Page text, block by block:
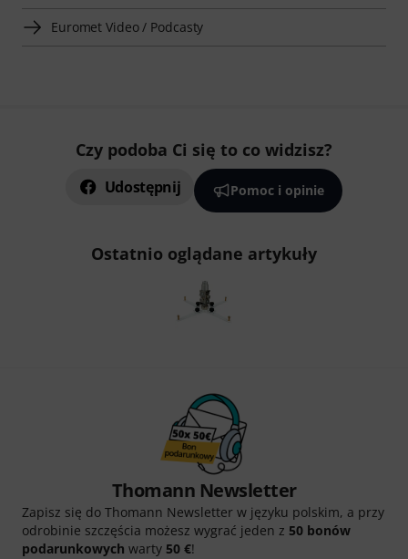
Euromet Video / Podcasty
Czy podoba Ci się to co widzisz?
Udostępnij Pomoc i opinie
Ostatnio oglądane artykuły
Thomann Newsletter
Zapisz się do Thomann Newsletter w języku polskim, a przy
odrobinie szczęścia możesz wygrać jeden z 50 bonów
podarunkowych warty 50 €!